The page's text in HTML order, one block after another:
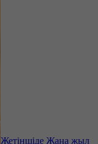
Жетіншіде Жаңа жыл